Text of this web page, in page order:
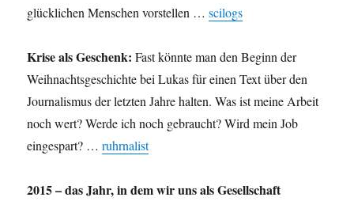
glücklichen Menschen vorstellen …scilogs
Krise als Geschenk: Fast könnte man den Beginn der
Weihnachtsgeschichte bei Lukas für einen Text über den
Journalismus der letzten Jahre halten. Was ist meine Arbeit
noch wert? Werde ich noch gebraucht? Wird mein Job
eingespart? …ruhrnalist
2015 – das Jahr, in dem wir uns als Gesellschaft